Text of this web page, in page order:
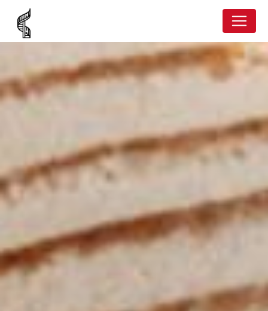
Panneau de gestion des cookies